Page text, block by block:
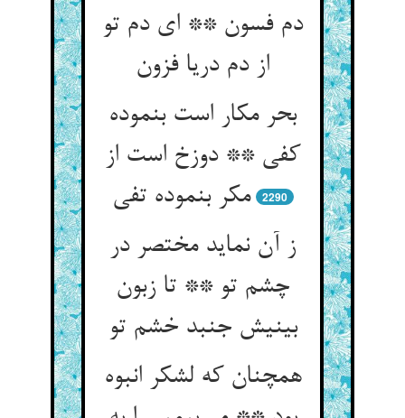
دم فسون ** ای دم تو
از دم دریا فزون‏
بحر مکار است بنموده
کفی ** دوزخ است از
مکر بنموده تفی‏
2290
ز آن نماید مختصر در
چشم تو ** تا زبون
بینیش جنبد خشم تو
همچنان که لشکر انبوه